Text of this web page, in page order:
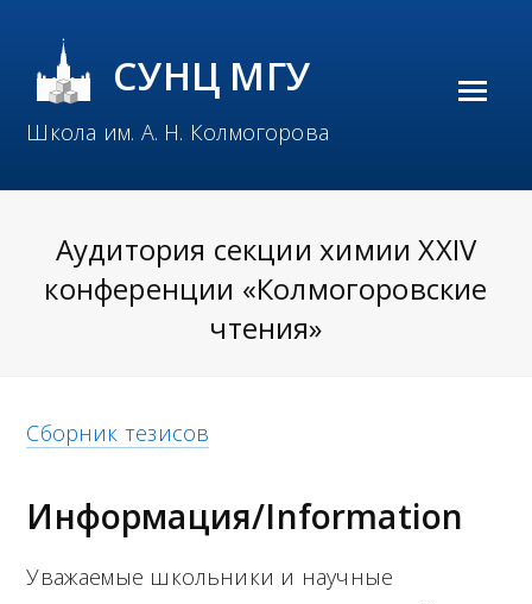
СУНЦ МГУ
Школа им. А. Н. Колмогорова
O
e
Аудитория секции химии XXIV
конференции «Колмогоровские
чтения»
Сборник тезисов
Информация/Information
Уважаемые школьники и научные